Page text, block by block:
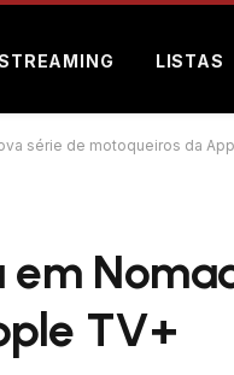
LISTAS
série de motoqueiros da
TV+